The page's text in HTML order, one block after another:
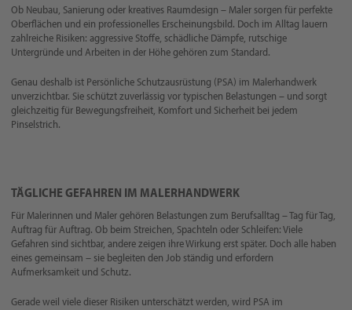
Ob Neubau, Sanierung oder kreatives Raumdesign – Maler sorgen für perfekte
Oberflächen und ein professionelles Erscheinungsbild. Doch im Alltag lauern
zahlreiche Risiken: aggressive Stoffe, schädliche Dämpfe, rutschige
Untergründe und Arbeiten in der Höhe gehören zum Standard.
Genau deshalb ist Persönliche Schutzausrüstung (PSA) im Malerhandwerk
unverzichtbar. Sie schützt zuverlässig vor typischen Belastungen – und sorgt
gleichzeitig für Bewegungsfreiheit, Komfort und Sicherheit bei jedem
Pinselstrich.
TÄGLICHE GEFAHREN IM MALERHANDWERK
Für Malerinnen und Maler gehören Belastungen zum Berufsalltag – Tag für Tag,
Auftrag für Auftrag. Ob beim Streichen, Spachteln oder Schleifen: Viele
Gefahren sind sichtbar, andere zeigen ihre Wirkung erst später. Doch alle haben
eines gemeinsam – sie begleiten den Job ständig und erfordern
Aufmerksamkeit und Schutz.
Gerade weil viele dieser Risiken unterschätzt werden, wird PSA im